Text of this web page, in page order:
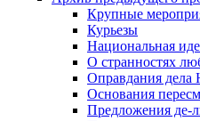
Крупные
Курьезы
Национальная
О странностях
Оправдания
Основания
Предложения де-